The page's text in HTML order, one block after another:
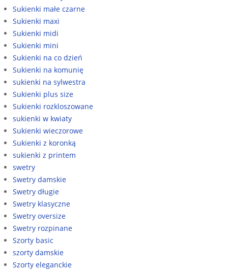
Sukienki małe czarne
Sukienki maxi
Sukienki midi
Sukienki mini
Sukienki na co dzień
Sukienki na komunię
sukienki na sylwestra
Sukienki plus size
Sukienki rozkloszowane
sukienki w kwiaty
Sukienki wieczorowe
Sukienki z koronką
sukienki z printem
swetry
Swetry damskie
Swetry długie
Swetry klasyczne
Swetry oversize
Swetry rozpinane
Szorty basic
szorty damskie
Szorty eleganckie